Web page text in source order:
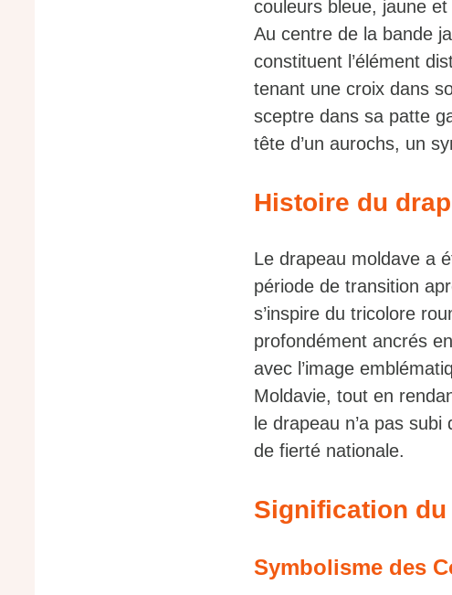
couleurs bleue, jaune
Au centre de la bande
constituent l’élément
tenant une croix dans
sceptre dans sa patte
tête d’un aurochs, un
Histoire du
Le drapeau moldave a
période de transition
s’inspire du tricolore
profondément ancrés
avec l’image
Moldavie, tout en
le drapeau n’a pas
de fierté nationale.
Signification du
Symbolisme des